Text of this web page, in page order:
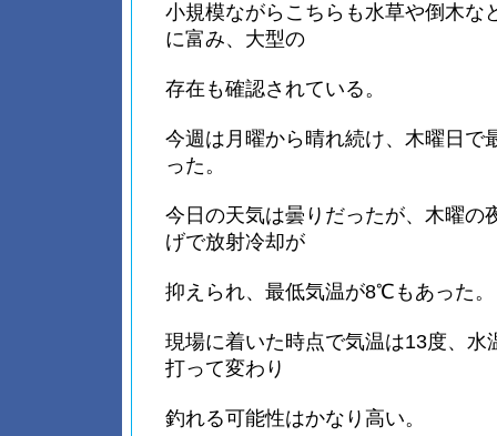
小規模ながらこちらも水草や倒木な
に富み、大型の
存在も確認されている。
今週は月曜から晴れ続け、木曜日
った。
今日の天気は曇りだったが、木曜の
げで放射冷却が
抑えられ、最低気温が8℃もあった。
現場に着いた時点で気温は13度、
打って変わり
釣れる可能性はかなり高い。